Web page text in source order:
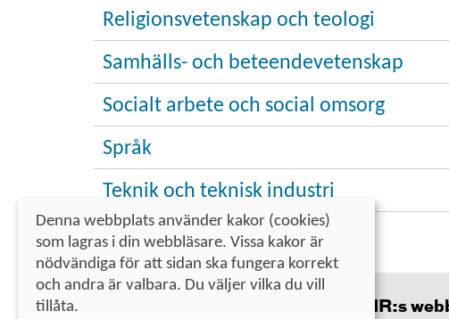
Religionsvetenskap och teologi
Samhälls- och beteendevetenskap
Socialt arbete och social omsorg
Språk
Teknik och teknisk industri
UHR:s
Denna webbplats använder kakor (cookies)
som lagras i din webbläsare. Vissa kakor är
nödvändiga för att sidan ska fungera korrekt
och andra är valbara. Du väljer vilka du vill
tillåta.